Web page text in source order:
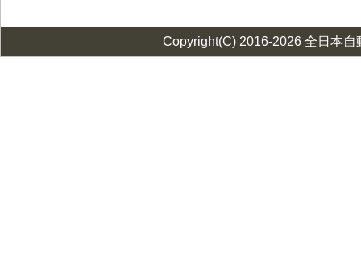
Copyright(C) 2016-2026 全日本